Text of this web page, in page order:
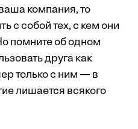
компания, то
с собой тех, с кем они
помните об одном
друга как
только с ним — в
лишается всякого